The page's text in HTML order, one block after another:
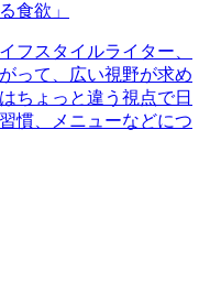
食欲」
フスタイルライター、
って、広い視野が求め
ちょっと違う視点で日
慣、メニューなどにつ